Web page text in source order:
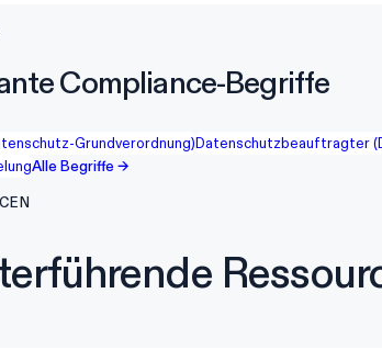
Compliance-Begriffe
Grundverordnung)Datenschutzbeauftragter
Alle Begriffe →